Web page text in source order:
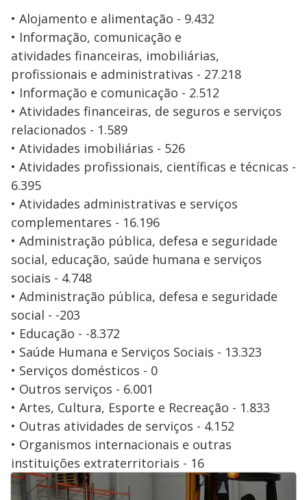
• Alojamento e alimentação - 9.432
• Informação, comunicação e
atividades financeiras, imobiliárias,
profissionais e administrativas - 27.218
• Informação e comunicação - 2.512
• Atividades financeiras, de seguros e serviços
relacionados - 1.589
• Atividades imobiliárias - 526
• Atividades profissionais, científicas e técnicas -
6.395
• Atividades administrativas e serviços
complementares - 16.196
• Administração pública, defesa e seguridade
social, educação, saúde humana e serviços
sociais - 4.748
• Administração pública, defesa e seguridade
social - -203
• Educação - -8.372
• Saúde Humana e Serviços Sociais - 13.323
• Serviços domésticos - 0
• Outros serviços - 6.001
• Artes, Cultura, Esporte e Recreação - 1.833
• Outras atividades de serviços - 4.152
• Organismos internacionais e outras
instituições extraterritoriais - 16